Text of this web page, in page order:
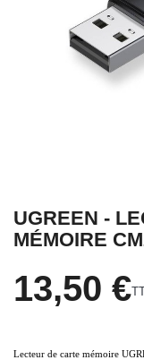
UGREEN -
MÉMOIRE
13,50 €
Lecteur de carte mémoire